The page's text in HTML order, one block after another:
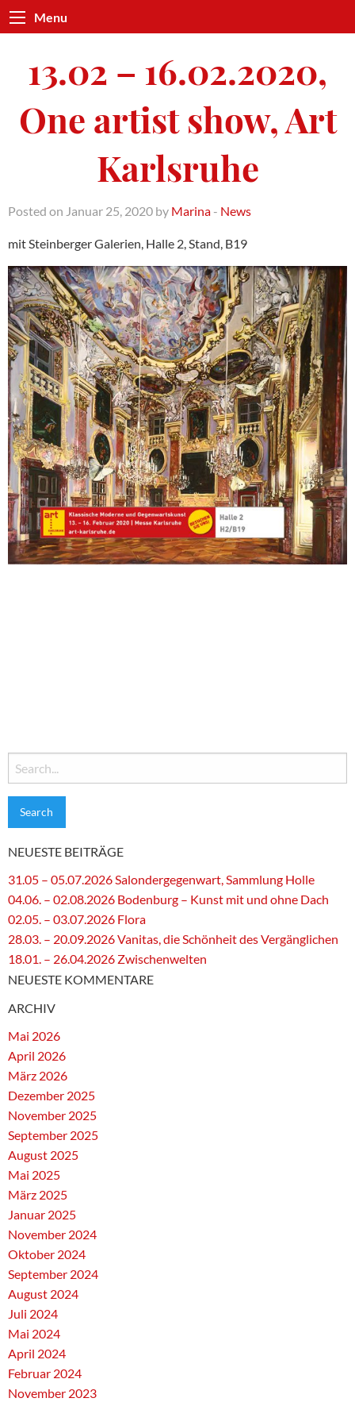
Menu
13.02 – 16.02.2020,
One artist show, Art
Karlsruhe
Posted on Januar 25, 2020 by Marina - News
mit Steinberger Galerien, Halle 2, Stand, B19
Search
for:
NEUESTE BEITRÄGE
31.05 – 05.07.2026 Salondergegenwart, Sammlung Holle
04.06. – 02.08.2026 Bodenburg – Kunst mit und ohne Dach
02.05. – 03.07.2026 Flora
28.03. – 20.09.2026 Vanitas, die Schönheit des Vergänglichen
18.01. – 26.04.2026 Zwischenwelten
NEUESTE KOMMENTARE
ARCHIV
Mai 2026
April 2026
März 2026
Dezember 2025
November 2025
September 2025
August 2025
Mai 2025
März 2025
Januar 2025
November 2024
Oktober 2024
September 2024
August 2024
Juli 2024
Mai 2024
April 2024
Februar 2024
November 2023